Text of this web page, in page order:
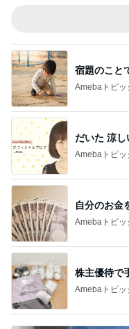
宿題のこと
Amebaトピッ
だいた 涼
Amebaトピッ
自分のお金
Amebaトピッ
株主優待で
Amebaトピッ